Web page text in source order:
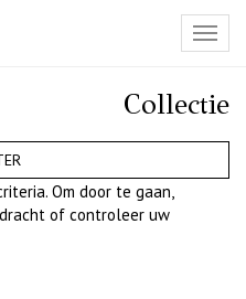
Collectie
Om door te gaan,
of controleer uw